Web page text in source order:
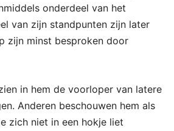
onderdeel van het
van zijn standpunten zijn later
zijn minst besproken door
in hem de voorloper van latere
Anderen beschouwen hem als
zich niet in een hokje liet